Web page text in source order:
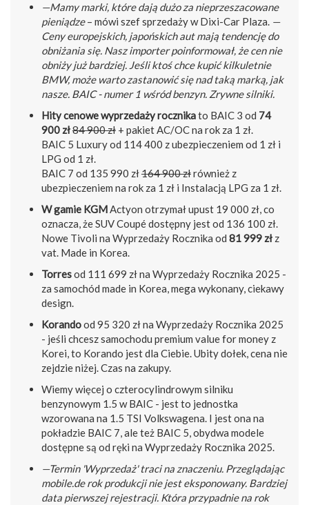
—Mamy marki, które dają dużo za nieprzeszacowane
pieniądze– mówi szef sprzedaży w Dixi-Car Plaza. —
Ceny europejskich, japońskich aut mają tendencję do
obniżania się. Nasz importer poinformował, że cen nie
obniży już bardziej. Jeśli ktoś chce kupić kilkuletnie
BMW, może warto zastanowić się nad taką marką, jak
nasze. BAIC - numer 1 wśród benzyn. Zrywne silniki.
Hity cenowe wyprzedaży rocznikato BAIC 3 od 74
900 zł84 900 zł + pakiet AC/OC na rok za 1 zł.
BAIC 5 Luxury od 114 400 z ubezpieczeniem od 1 zł i
LPG od 1 zł.
BAIC 7 od 135 990 zł164 900 złrównież z
ubezpieczeniem na rok za 1 zł i Instalacją LPG za 1 zł.
W gamie KGMActyon otrzymał upust 19 000 zł, co
oznacza, że SUV Coupé dostępny jest od 136 100 zł.
Nowe Tivoli na Wyprzedaży Rocznika od 81 999 zł z
vat. Made in Korea.
Torresod 111 699 zł na Wyprzedaży Rocznika 2025 -
za samochód made in Korea, mega wykonany, ciekawy
design.
Korandood 95 320 zł na Wyprzedaży Rocznika 2025
- jeśli chcesz samochodu premium value for money z
Korei, to Korando jest dla Ciebie. Ubity dołek, cena nie
zejdzie niżej. Czas na zakupy.
Wiemy więcej o czterocylindrowym silniku
benzynowym 1.5 w BAIC - jest to jednostka
wzorowana na 1.5 TSI Volkswagena. I jest ona na
pokładzie BAIC 7, ale też BAIC 5, obydwa modele
dostępne są od ręki na Wyprzedaży Rocznika 2025.
—Termin 'Wyprzedaż' traci na znaczeniu. Przeglądając
mobile.de rok produkcji nie jest eksponowany. Bardziej
data pierwszej rejestracji. Która przypadnie na rok